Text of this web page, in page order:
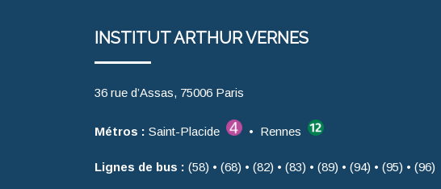
INSTITUT ARTHUR VERNES
36 rue d’Assas, 75006 Paris
Métros : Saint-Placide • Rennes
Lignes de bus : (58) • (68) • (82) • (83) • (89) • (94) • (95) • (96)